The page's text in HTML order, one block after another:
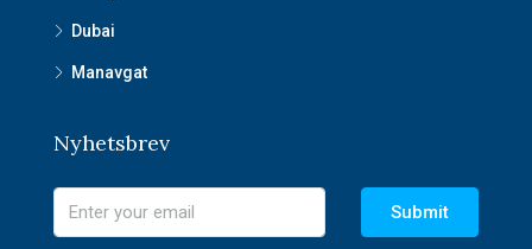
Dubai
Manavgat
Nyhetsbrev
Submit